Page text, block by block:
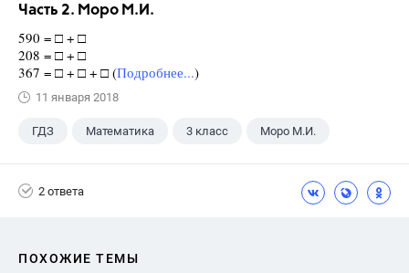
Часть 2. Моро М.И.
590 = □ + □
208 = □ + □
367 = □ + □ + □ (Подробнее...)
11 января 2018
ГДЗ Математика 3 класс Моро М.И.
2 ответа
ПОХОЖИЕ ТЕМЫ